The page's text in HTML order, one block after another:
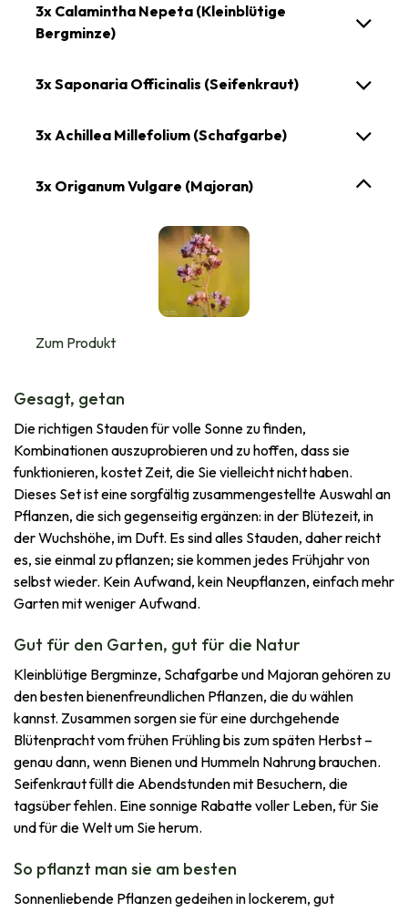
3x Calamintha Nepeta (Kleinblütige
Bergminze)
3x Saponaria Officinalis (Seifenkraut)
3x Achillea Millefolium (Schafgarbe)
3x Origanum Vulgare (Majoran)
Zum Produkt
Gesagt, getan
Die richtigen Stauden für volle Sonne zu finden,
Kombinationen auszuprobieren und zu hoffen, dass sie
funktionieren, kostet Zeit, die Sie vielleicht nicht haben.
Dieses Set ist eine sorgfältig zusammengestellte Auswahl an
Pflanzen, die sich gegenseitig ergänzen: in der Blütezeit, in
der Wuchshöhe, im Duft. Es sind alles Stauden, daher reicht
es, sie einmal zu pflanzen; sie kommen jedes Frühjahr von
selbst wieder. Kein Aufwand, kein Neupflanzen, einfach mehr
Garten mit weniger Aufwand.
Gut für den Garten, gut für die Natur
Kleinblütige Bergminze, Schafgarbe und Majoran gehören zu
den besten bienenfreundlichen Pflanzen, die du wählen
kannst. Zusammen sorgen sie für eine durchgehende
Blütenpracht vom frühen Frühling bis zum späten Herbst –
genau dann, wenn Bienen und Hummeln Nahrung brauchen.
Seifenkraut füllt die Abendstunden mit Besuchern, die
tagsüber fehlen. Eine sonnige Rabatte voller Leben, für Sie
und für die Welt um Sie herum.
So pflanzt man sie am besten
Sonnenliebende Pflanzen gedeihen in lockerem, gut